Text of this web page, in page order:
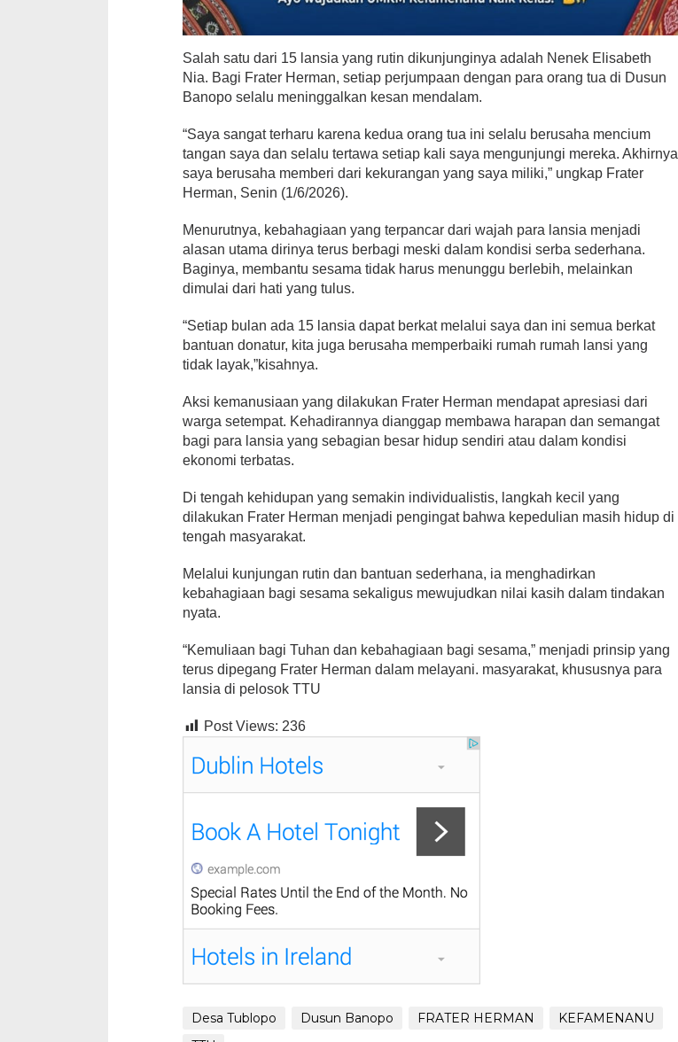
Salah satu dari 15 lansia yang rutin dikunjunginya adalah Nenek Elisabeth
Nia. Bagi Frater Herman, setiap perjumpaan dengan para orang tua di Dusun
Banopo selalu meninggalkan kesan mendalam.
“Saya sangat terharu karena kedua orang tua ini selalu berusaha mencium
tangan saya dan selalu tertawa setiap kali saya mengunjungi mereka. Akhirnya
saya berusaha memberi dari kekurangan yang saya miliki,” ungkap Frater
Herman, Senin (1/6/2026).
Menurutnya, kebahagiaan yang terpancar dari wajah para lansia menjadi
alasan utama dirinya terus berbagi meski dalam kondisi serba sederhana.
Baginya, membantu sesama tidak harus menunggu berlebih, melainkan
dimulai dari hati yang tulus.
“Setiap bulan ada 15 lansia dapat berkat melalui saya dan ini semua berkat
bantuan donatur, kita juga berusaha memperbaiki rumah rumah lansi yang
tidak layak,”kisahnya.
Aksi kemanusiaan yang dilakukan Frater Herman mendapat apresiasi dari
warga setempat. Kehadirannya dianggap membawa harapan dan semangat
bagi para lansia yang sebagian besar hidup sendiri atau dalam kondisi
ekonomi terbatas.
Di tengah kehidupan yang semakin individualistis, langkah kecil yang
dilakukan Frater Herman menjadi pengingat bahwa kepedulian masih hidup di
tengah masyarakat.
Melalui kunjungan rutin dan bantuan sederhana, ia menghadirkan
kebahagiaan bagi sesama sekaligus mewujudkan nilai kasih dalam tindakan
nyata.
“Kemuliaan bagi Tuhan dan kebahagiaan bagi sesama,” menjadi prinsip yang
terus dipegang Frater Herman dalam melayani. masyarakat, khususnya para
lansia di pelosok TTU
Post Views: 236
Desa Tublopo Dusun Banopo FRATER HERMAN
KEFAMENANU